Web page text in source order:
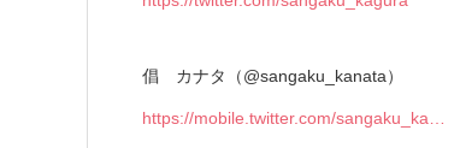
倡 カナタ（@sangaku_kanata）
https://mobile.twitter.com/sangaku_ka…